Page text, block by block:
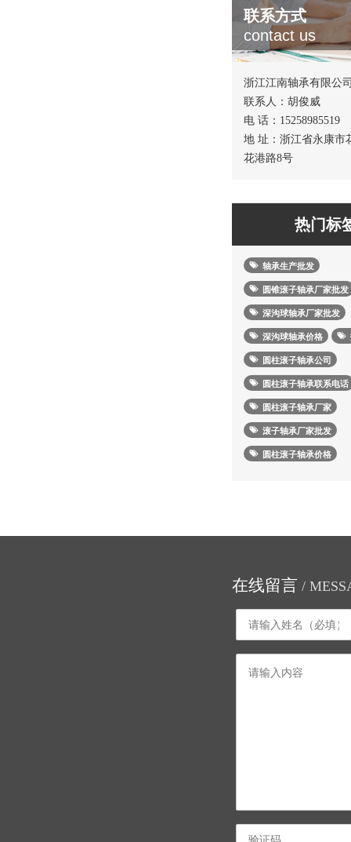
联系方式
contact us
浙江江南轴承有限公
联系人：胡俊威
电 话：15258985519
地 址：浙江省永康市
花港路8号
热门标
轴承生产批发
圆锥滚子轴承厂家批发
深沟球轴承厂家批发
深沟球轴承价格
圆柱滚子轴承公司
圆柱滚子轴承联系电话
圆柱滚子轴承厂家
滚子轴承厂家批发
圆柱滚子轴承价格
在线留言 /